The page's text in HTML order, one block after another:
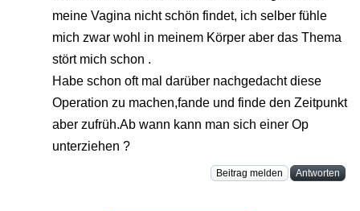
meine Vagina nicht schön findet, ich selber fühle
mich zwar wohl in meinem Körper aber das Thema
stört mich schon .
Habe schon oft mal darüber nachgedacht diese
Operation zu machen,fande und finde den Zeitpunkt
aber zufrüh.Ab wann kann man sich einer Op
unterziehen ?
Beitrag melden Antworten